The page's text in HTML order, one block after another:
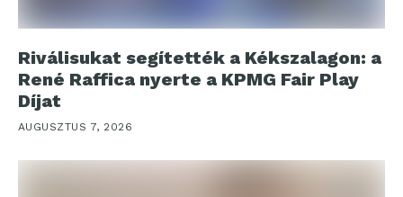
Riválisukat segítették a Kékszalagon: a
René Raffica nyerte a KPMG Fair Play
Díjat
AUGUSZTUS 7, 2026